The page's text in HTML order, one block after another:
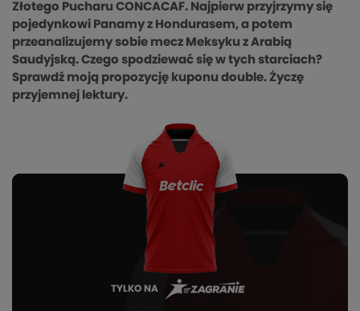
Złotego Pucharu CONCACAF. Najpierw przyjrzymy się
pojedynkowi Panamy z Hondurasem, a potem
przeanalizujemy sobie mecz Meksyku z Arabią
Saudyjską. Czego spodziewać się w tych starciach?
Sprawdź moją propozycję kuponu double. Życzę
przyjemnej lektury.
TYLKO NA